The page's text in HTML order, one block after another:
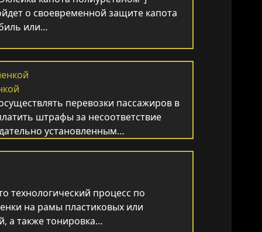
о своевременной защите капота
или…
перевозки пассажиров в
штрафы за несоответствие
установленным…
технологический процесс по
на рамы пластиковых или
а также тонировка…